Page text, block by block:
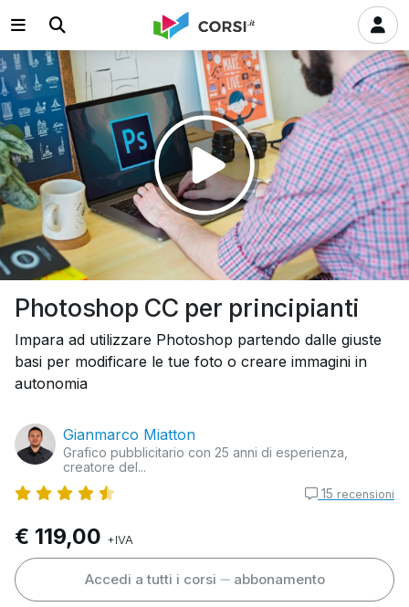
Photoshop CC per principianti
Impara ad utilizzare Photoshop partendo dalle giuste
basi per modificare le tue foto o creare immagini in
autonomia
Gianmarco Miatton
Grafico pubblicitario con 25 anni di esperienza,
creatore del...
15 recensioni
€ 119,00 +IVA
Accedi a tutti i corsi abbonamento
Riprodurre
il
video